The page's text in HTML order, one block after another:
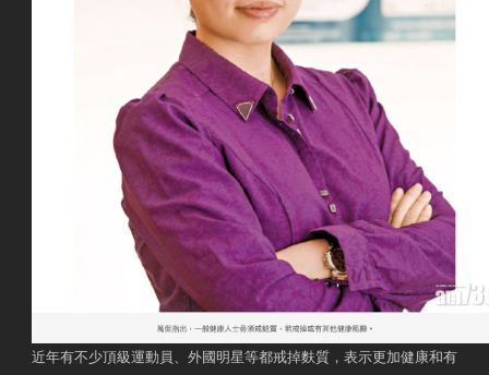
近年有不少頂級運動員、外國明星等都戒掉麩質，表示更加健康和有